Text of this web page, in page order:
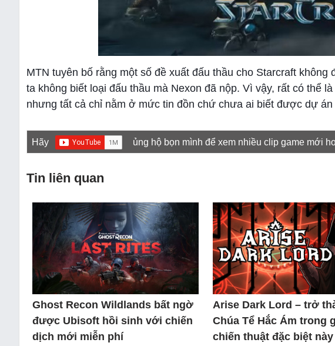
MTN tuyên bố rằng một số đề xuất đấu thầu cho Starcraft
ta không biết loại đấu thầu mà Nexon đã nộp. Vì vậy, rất có thể
nhưng tất cả chỉ nằm ở mức tin đồn chứ chưa ai biết được dự
Hãy ủng hộ bọn mình để xem nhiều clip game mới
Tin liên quan
Ghost Recon Wildlands bất ngờ
được Ubisoft hồi sinh với chiến
dịch mới miễn phí
Arise Dark Lord – trở
Chúa Tể Hắc Ám trong
chiến thuật đặc biệt này